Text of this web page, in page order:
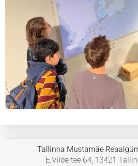
Tallinna Mustamäe
E.Vilde tee 64, 13421